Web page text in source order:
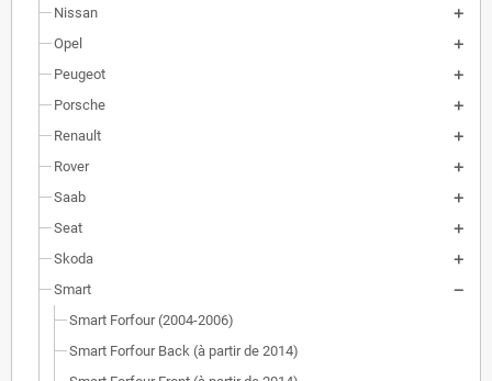
Nissan
Opel
Peugeot
Porsche
Renault
Rover
Saab
Seat
Skoda
Smart
Smart Forfour (2004-2006)
Smart Forfour Back (à partir de 2014)